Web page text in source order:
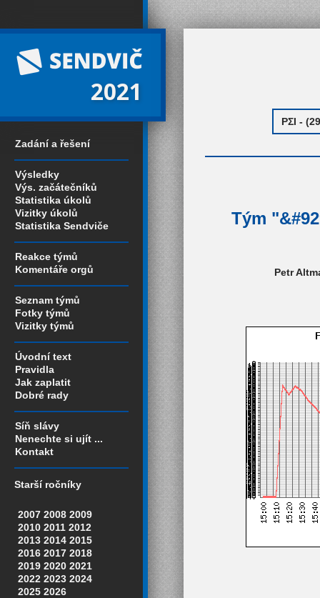
2021
Zadání a řešení
Výsledky
Výs. začátečníků
Statistika úkolů
Vizitky úkolů
Statistika Sendviče
Reakce týmů
Komentáře orgů
Seznam týmů
Fotky týmů
Vizitky týmů
Úvodní text
Pravidla
Jak zaplatit
Dobré rady
Síň slávy
Nenechte si ujít ...
Kontakt
Starší ročníky
2007 2008 2009
2010 2011 2012
2013 2014 2015
2016 2017 2018
2019 2020 2021
2022 2023 2024
2025 2026
Tým
Petr